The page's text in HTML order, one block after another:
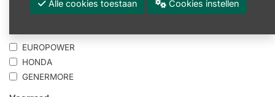
Promoties
EUROPOWER
HONDA
GENERMORE
Alle cookies toestaan Cookies instellen